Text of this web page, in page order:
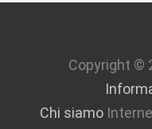
Copyright ©
Chi siamo